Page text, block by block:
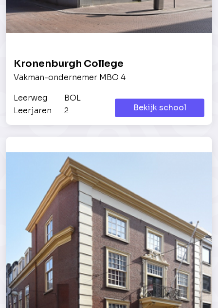
Kronenburgh College
Vakman-ondernemer MBO 4
Leerweg
BOL
Leerjaren
2 Bekijk school